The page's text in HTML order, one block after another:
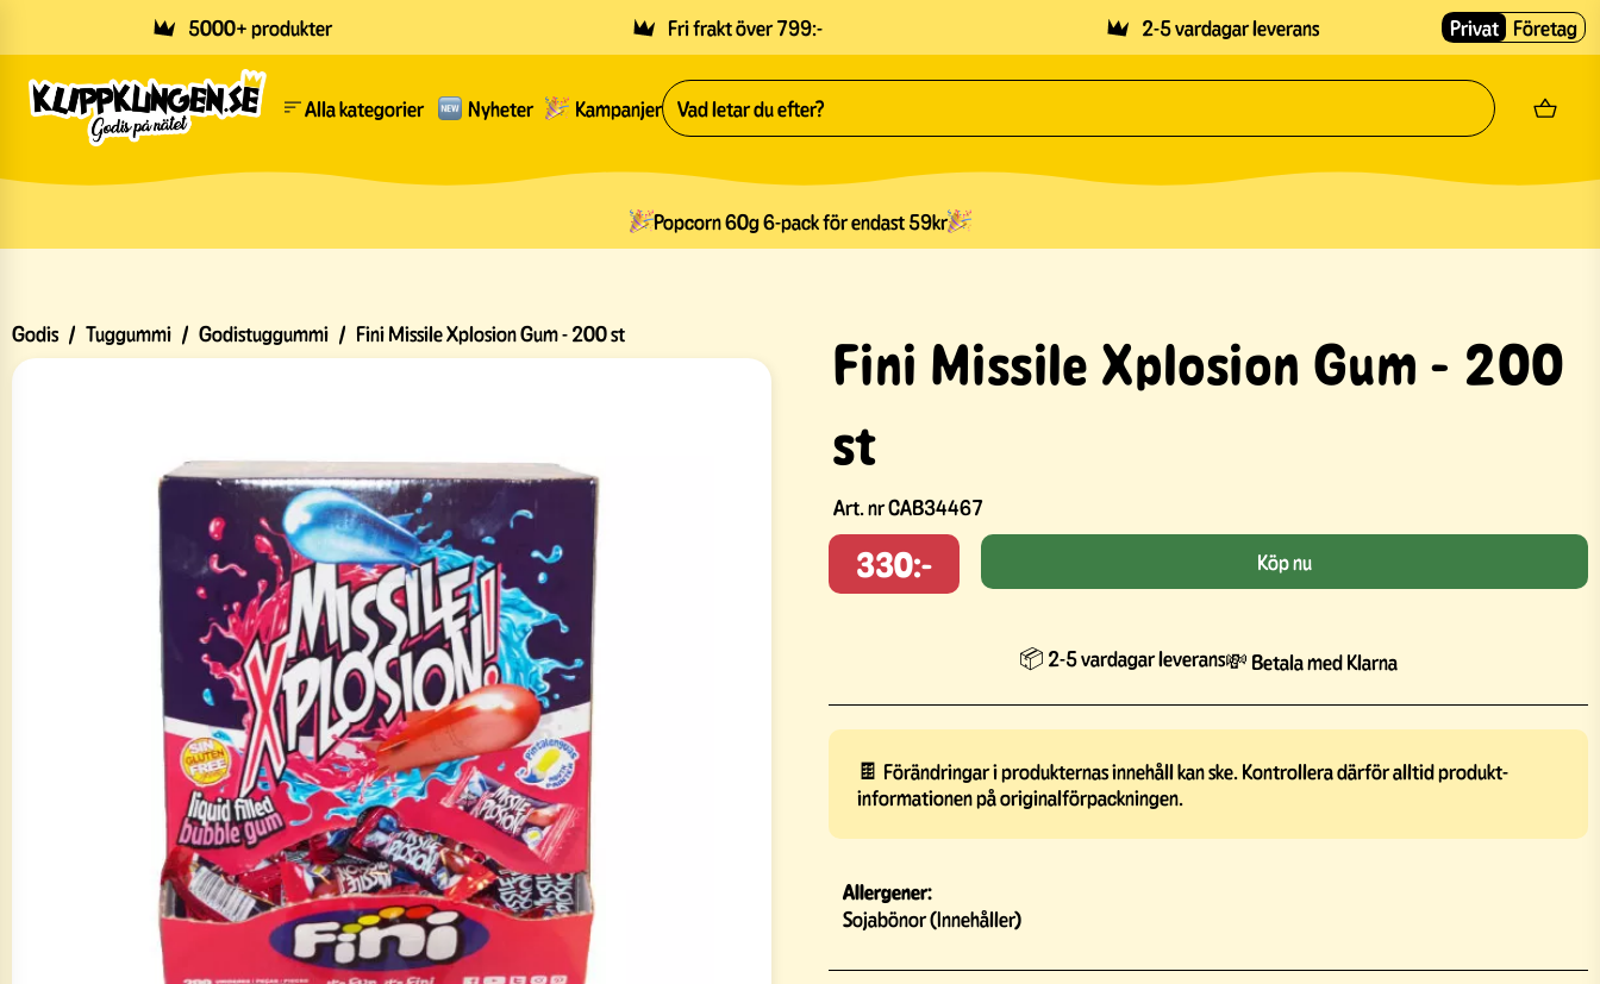
5000+ produkter Fri frakt över 799:- 2-5 vardagar leverans Privat Företag
Alla kategorier Nyheter Kampanjer
Popcorn 60g 6-pack för endast 59kr
Godis / Tuggummi / Godistuggummi / Fini Missile Xplosion Gum - 200 st
Fini Missile Xplosion Gum - 200
st
Art. nrCAB34467
330:- Köp nu
📦 2-5 vardagar leverans💸 Betala med Klarna
🍫 Förändringar i produkternas innehåll kan ske. Kontrollera därför alltid produkt-
informationen på originalförpackningen.
Allergener:
Sojabönor (Innehåller)